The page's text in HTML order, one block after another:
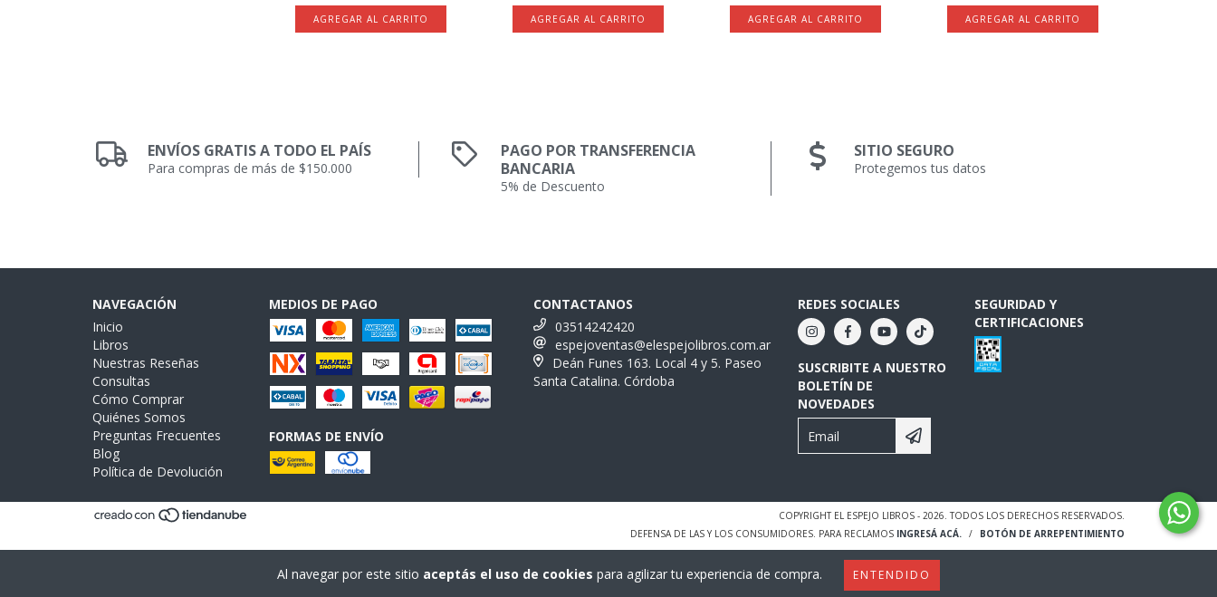
Al navegar por este sitio aceptás el uso de cookies para agilizar tu experiencia de compra. ENTENDIDO
ENVÍOS GRATIS A TODO EL PAÍS
Para compras de más de $150.000
PAGO POR TRANSFERENCIA
BANCARIA
5% de Descuento
SITIO SEGURO
Protegemos tus datos
NAVEGACIÓN
Inicio
Libros
Nuestras Reseñas
Consultas
Cómo Comprar
Quiénes Somos
Preguntas Frecuentes
Blog
Política de Devolución
MEDIOS DE PAGO
FORMAS DE ENVÍO
CONTACTANOS
03514242420
espejoventas@elespejolibros.com.ar
Deán Funes 163. Local 4 y 5. Paseo
Santa Catalina. Córdoba
REDES SOCIALES
SUSCRIBITE A NUESTRO
BOLETÍN DE
NOVEDADES
SEGURIDAD Y
CERTIFICACIONES
COPYRIGHT EL ESPEJO LIBROS - 2026. TODOS LOS DERECHOS RESERVADOS.
DEFENSA DE LAS Y LOS CONSUMIDORES. PARA RECLAMOS INGRESÁ ACÁ. / BOTÓN DE ARREPENTIMIENTO